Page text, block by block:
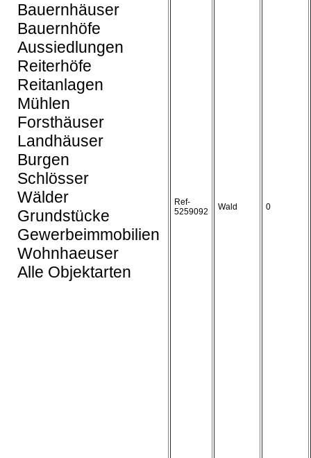
Bauernhäuser
Bauernhöfe
Aussiedlungen
Reiterhöfe
Reitanlagen
Mühlen
Forsthäuser
Landhäuser
Burgen
Schlösser
Wälder
Grundstücke
Gewerbeimmobilien
Wohnhaeuser
Alle Objektarten
Ref-
5259092
Wald 0